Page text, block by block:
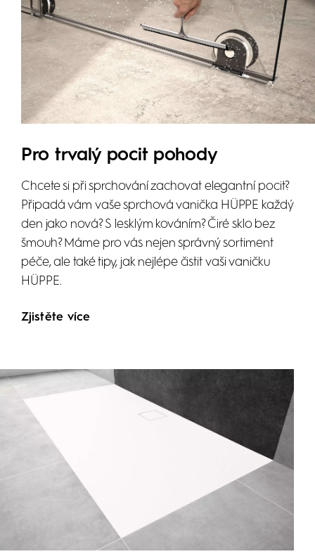
Pro trvalý pocit pohody
Chcete si při sprchování zachovat elegantní pocit?
Připadá vám vaše sprchová vanička HÜPPE každý
den jako nová? S lesklým kováním? Čiré sklo bez
šmouh? Máme pro vás nejen správný sortiment
péče, ale také tipy, jak nejlépe čistit vaši vaničku
HÜPPE.
Zjistěte více